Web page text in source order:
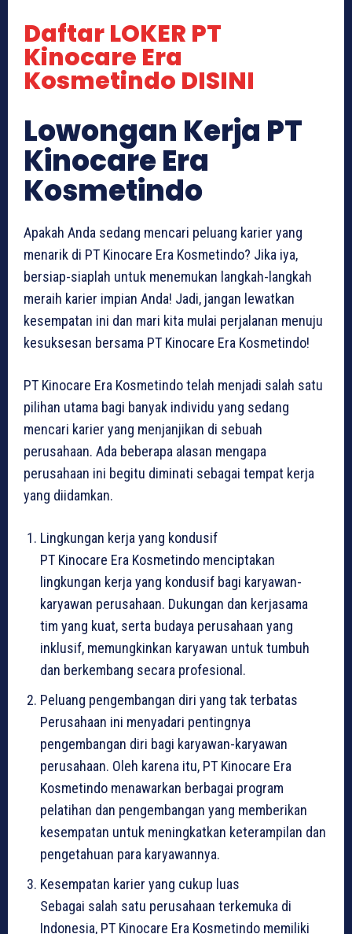
Daftar LOKER PT
Kinocare Era
Kosmetindo DISINI
Lowongan Kerja PT
Kinocare Era
Kosmetindo
Apakah Anda sedang mencari peluang karier yang
menarik di PT Kinocare Era Kosmetindo? Jika iya,
bersiap-siaplah untuk menemukan langkah-langkah
meraih karier impian Anda! Jadi, jangan lewatkan
kesempatan ini dan mari kita mulai perjalanan menuju
kesuksesan bersama PT Kinocare Era Kosmetindo!
PT Kinocare Era Kosmetindo telah menjadi salah satu
pilihan utama bagi banyak individu yang sedang
mencari karier yang menjanjikan di sebuah
perusahaan. Ada beberapa alasan mengapa
perusahaan ini begitu diminati sebagai tempat kerja
yang diidamkan.
Lingkungan kerja yang kondusif
PT Kinocare Era Kosmetindo menciptakan
lingkungan kerja yang kondusif bagi karyawan-
karyawan perusahaan. Dukungan dan kerjasama
tim yang kuat, serta budaya perusahaan yang
inklusif, memungkinkan karyawan untuk tumbuh
dan berkembang secara profesional.
Peluang pengembangan diri yang tak terbatas
Perusahaan ini menyadari pentingnya
pengembangan diri bagi karyawan-karyawan
perusahaan. Oleh karena itu, PT Kinocare Era
Kosmetindo menawarkan berbagai program
pelatihan dan pengembangan yang memberikan
kesempatan untuk meningkatkan keterampilan dan
pengetahuan para karyawannya.
Kesempatan karier yang cukup luas
Sebagai salah satu perusahaan terkemuka di
Indonesia, PT Kinocare Era Kosmetindo memiliki